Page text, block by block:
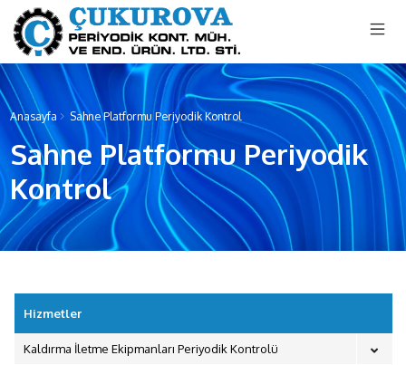
Anasayfa Sahne Platformu Periyodik Kontrol
Sahne Platformu Periyodik
Kontrol
Hizmetler
Kaldırma İletme Ekipmanları Periyodik Kontrolü